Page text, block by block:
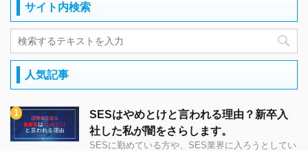
サイト内検索
人気記事
SESはやめとけと言われる理由？新卒入
社した私が闇をさらします。
SESに勤めている方や、SES業界に入ろうとしてい